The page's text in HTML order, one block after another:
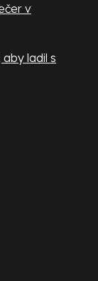
v
ladil s